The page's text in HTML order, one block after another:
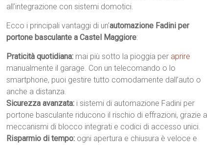
all’integrazione con sistemi domotici.
Ecco i principali vantaggi di un’automazione Fadini per
portone basculante a Castel Maggiore:
Praticità quotidiana: mai più sotto la pioggia per aprire
manualmente il garage. Con un telecomando o lo
smartphone, puoi gestire tutto comodamente dall’auto o
anche a distanza.
Sicurezza avanzata: i sistemi di automazione Fadini per
portone basculante riducono il rischio di effrazioni, grazie a
meccanismi di blocco integrati e codici di accesso unici.
Risparmio di tempo: ogni apertura e chiusura è veloce e